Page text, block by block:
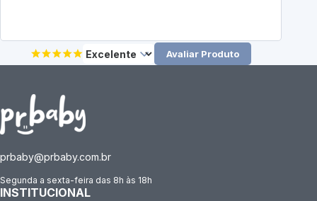
Avaliar Produto
prbaby@prbaby.com.br
Segunda a sexta-feira das 8h às 18h
INSTITUCIONAL